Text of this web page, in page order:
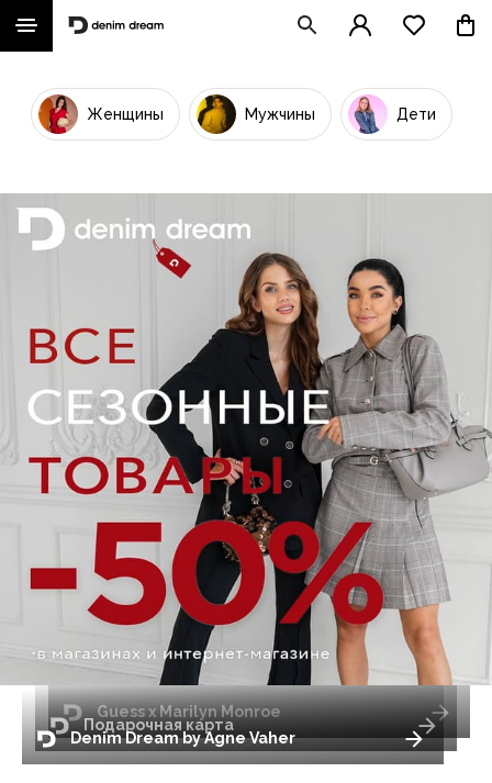
Женщины Мужчины Дети
Denim Dream by Agne Vaher
Подарочная карта
Guess x Marilyn Monroe